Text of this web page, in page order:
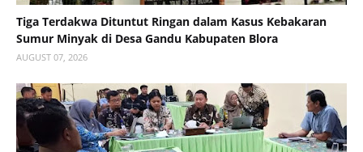
Tiga Terdakwa Dituntut Ringan dalam Kasus Kebakaran
Sumur Minyak di Desa Gandu Kabupaten Blora
AUGUST 07, 2026